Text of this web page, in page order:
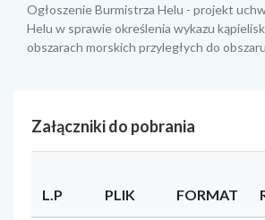
Ogłoszenie Burmistrza Helu - projekt
Helu w sprawie określenia wykazu
obszarach morskich przyległych do
Załączniki do pobrania
L.P PLIK FORMAT